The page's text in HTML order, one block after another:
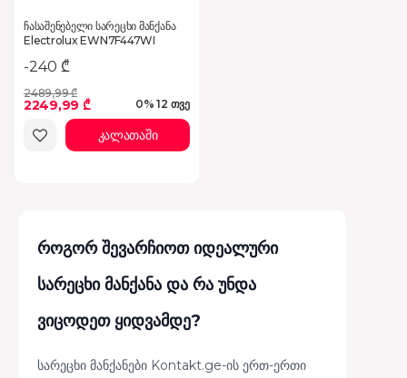
ჩასაშენებელი სარეცხი მანქანა
Electrolux EWN7F447WI
-240 ₾
2489,99 ₾
2249,99 ₾ 0% 12 თვე
კალათაში
როგორ შევარჩიოთ იდეალური
სარეცხი მანქანა და რა უნდა
ვიცოდეთ ყიდვამდე?
სარეცხი მანქანები Kontakt.ge-ის ერთ-ერთი